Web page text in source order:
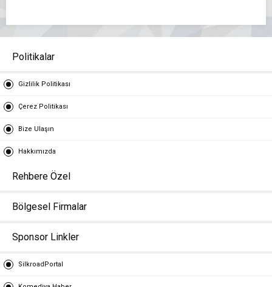
Politikalar
Gizlilik Politikası
Çerez Politikası
Bize Ulaşın
Hakkımızda
Rehbere Özel
Bölgesel Firmalar
Sponsor Linkler
SilkroadPortal